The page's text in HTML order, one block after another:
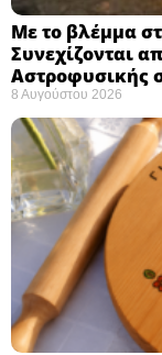
Με το βλέμμα
Συνεχίζονται
Αστροφυσικής
8 Αυγούστου 2026